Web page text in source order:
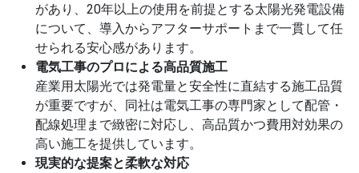
があり、20年以上の使用を前提とする太陽光発電設備
について、導入からアフターサポートまで一貫して任
せられる安心感があります。
電気工事のプロによる高品質施工
産業用太陽光では発電量と安全性に直結する施工品質
が重要ですが、同社は電気工事の専門家として配管・
配線処理まで緻密に対応し、高品質かつ費用対効果の
高い施工を提供しています。
現実的な提案と柔軟な対応